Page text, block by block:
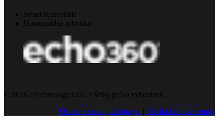
Smart Kancelária
Humanoidná robotika
© 2026 eTechnology s.r.o. Všetky práva vyhradené.
Ochrana osobných údajov
Obchodné podmienky